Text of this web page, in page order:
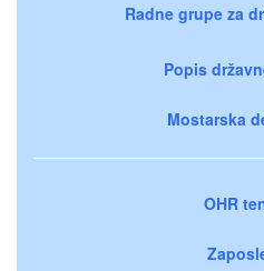
Radne grupe za
Popis
Mostarska
OHR